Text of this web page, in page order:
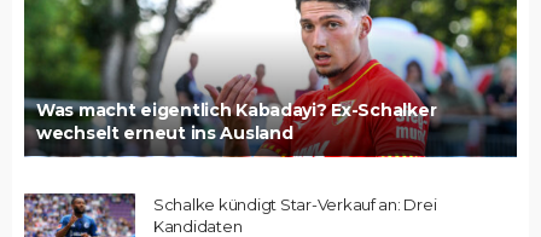
Was macht eigentlich Kabadayi? Ex-Schalker
wechselt erneut ins Ausland
Schalke kündigt Star-Verkauf an: Drei
Kandidaten